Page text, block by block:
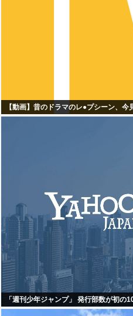
【動画】昔のドラマのレ●プシーン、
「週刊少年ジャンプ」 発行部数が初の